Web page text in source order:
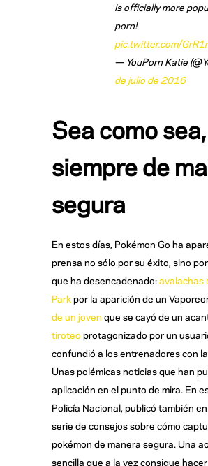
is officially more
porn!
pic.twitter.com/
— YouPorn Katie
de julio de 2016
Sea como sea,
siempre de
segura
En estos días, Pokémon Go ha
prensa no sólo por su éxito, sino
que ha desencadenado:avalachas
Parkpor la aparición de un
de un joven que se cayó de un
tiroteo protagonizado por un
confundió a los entrenadores con
Unas polémicas noticias que han
aplicación en el punto de mira. En
Policía Nacional, publicó también
serie de consejos sobre cómo
pokémon de manera segura. Una
sencilla que a la vez consigue